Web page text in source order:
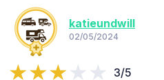
katieundwill
02/05/2024
3/5